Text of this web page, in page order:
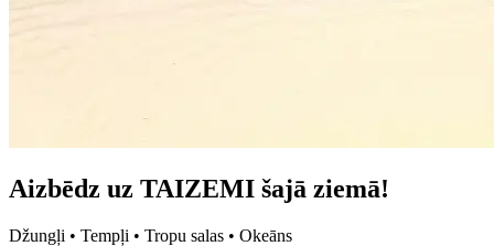
Aizbēdz uz TAIZEMI šajā ziemā!
Džungļi • Tempļi • Tropu salas • Okeāns